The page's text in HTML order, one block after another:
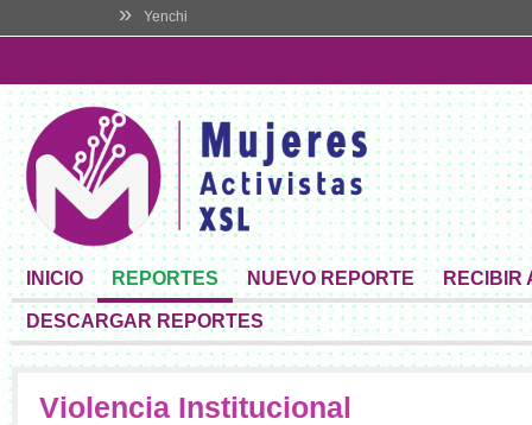
» Yenchi
INICIO REPORTES NUEVO REPORTE RECIBIR
DESCARGAR REPORTES
Violencia Institucional